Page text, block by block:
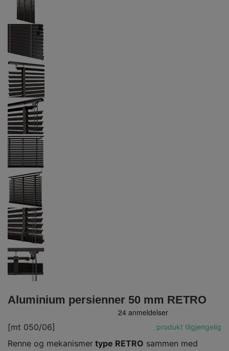
Aluminium persienner 50 mm RETRO
[mt 050/06] produkt tilgjengelig
Renne og mekanismer type RETRO sammen med